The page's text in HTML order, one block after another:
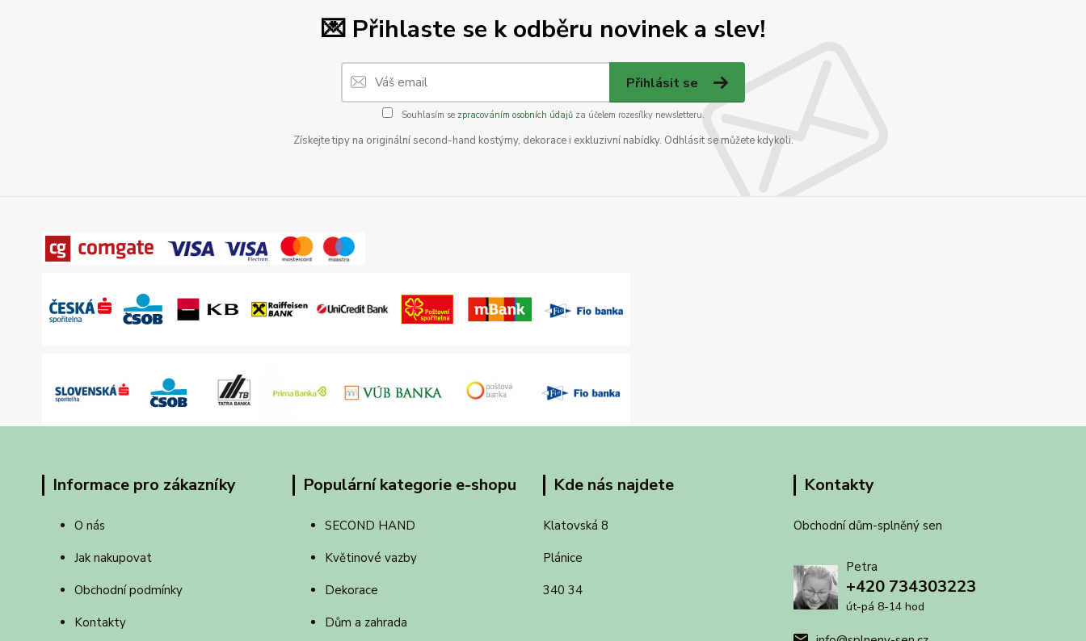
💌 Přihlaste se k odběru novinek a slev!
Přihlásit se
Souhlasím se zpracováním osobních údajůza účelem rozesílky newsletteru.
Získejte tipy na originální second-hand kostýmy, dekorace i exkluzivní nabídky. Odhlásit se můžete kdykoli.
Informace pro zákazníky
O nás
Jak nakupovat
Obchodní podmínky
Kontakty
Populární kategorie e-shopu
SECOND HAND
Květinové vazby
Dekorace
Dům a zahrada
Kde nás najdete
Klatovská 8
Plánice
340 34
Kontakty
Obchodní dům-splněný sen
Petra
+420 734303223
út-pá 8-14 hod